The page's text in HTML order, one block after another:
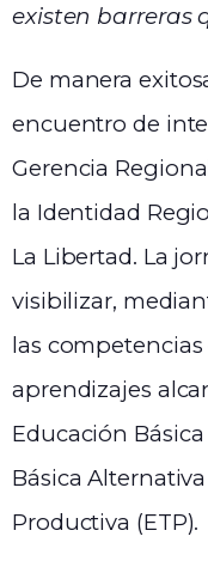
k
existen barreras
De manera
encuentro de
Gerencia
la Identidad
La Libertad. La
visibilizar,
las
aprendizajes
Educación
Básica
Productiva (ETP).